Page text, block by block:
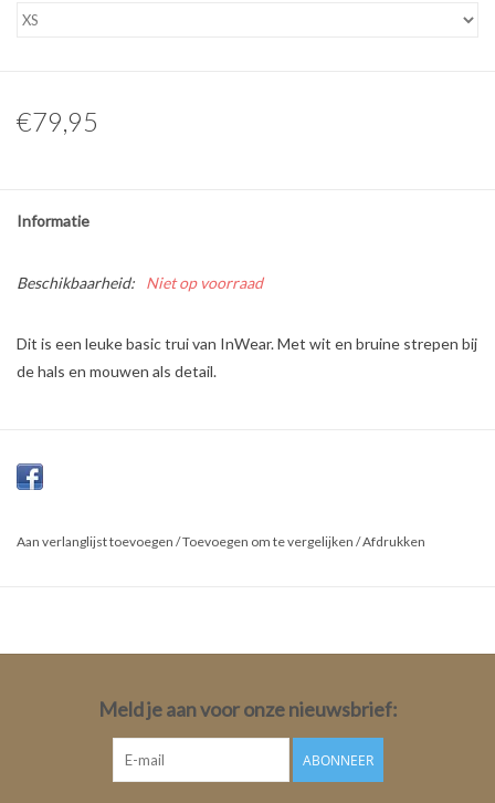
€79,95
Informatie
Beschikbaarheid: Niet op voorraad
Dit is een leuke basic trui van InWear. Met wit en bruine strepen bij
de hals en mouwen als detail.
Aan verlanglijst toevoegen /Toevoegen om te vergelijken /Afdrukken
Meld je aan voor onze nieuwsbrief:
ABONNEER